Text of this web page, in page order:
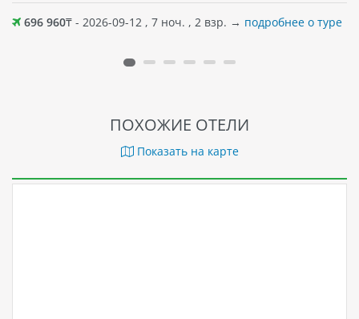
696 960₸ - 2026-09-12 , 7 ноч. , 2 взр. → подробнее о туре
ПОХОЖИЕ ОТЕЛИ
Показать на карте